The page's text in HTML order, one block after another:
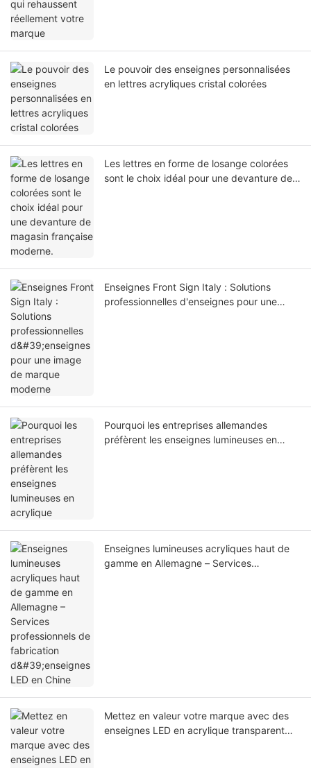
Le pouvoir des enseignes personnalisées
en lettres acryliques cristal colorées
Les lettres en forme de losange colorées
sont le choix idéal pour une devanture de
Enseignes Front Sign Italy : Solutions
professionnelles d'enseignes pour une
Pourquoi les entreprises allemandes
préfèrent les enseignes lumineuses en
Enseignes lumineuses acryliques haut de
gamme en Allemagne – Services
Mettez en valeur votre marque avec des
enseignes LED en acrylique transparent